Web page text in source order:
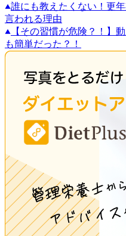
誰にも教えたくない！更
言われる理由
【その習慣が危険？！】
も簡単だった？！